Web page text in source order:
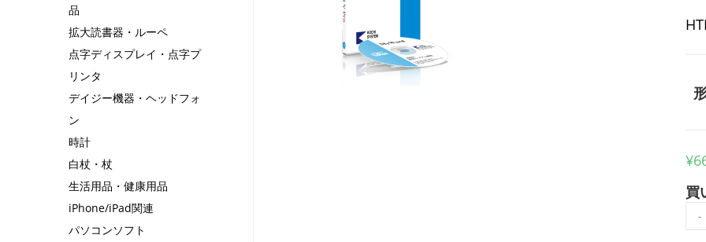
¥
買
個
-
品
拡大読書器・ルーペ
点字ディスプレイ・点字プ
リンタ
デイジー機器・ヘッドフォ
ン
時計
白杖・杖
生活用品・健康用品
iPhone/iPad関連
パソコンソフト